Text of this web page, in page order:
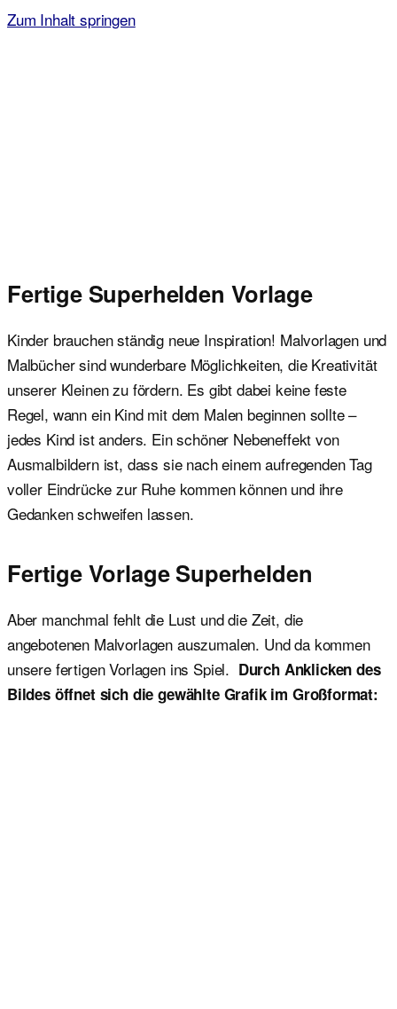
Zum Inhalt springen
Fertige Superhelden Vorlage
Kinder brauchen ständig neue Inspiration! Malvorlagen und
Malbücher sind wunderbare Möglichkeiten, die Kreativität
unserer Kleinen zu fördern. Es gibt dabei keine feste
Regel, wann ein Kind mit dem Malen beginnen sollte –
jedes Kind ist anders. Ein schöner Nebeneffekt von
Ausmalbildern ist, dass sie nach einem aufregenden Tag
voller Eindrücke zur Ruhe kommen können und ihre
Gedanken schweifen lassen.
Fertige Vorlage Superhelden
Aber manchmal fehlt die Lust und die Zeit, die
angebotenen Malvorlagen auszumalen. Und da kommen
unsere fertigen Vorlagen ins Spiel. Durch Anklicken des
Bildes öffnet sich die gewählte Grafik im Großformat: